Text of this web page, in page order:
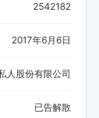
2542182
2017年6月6日
人股份有限公司
已告解散